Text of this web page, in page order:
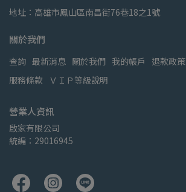
地址：高雄市鳳山區南昌街76巷18之1號
關於我們
查詢 最新消息 關於我們 我的帳戶 退款政策
服務條款
ＶＩＰ等級說明
營業人資訊
啟家有限公司
統編：29016945